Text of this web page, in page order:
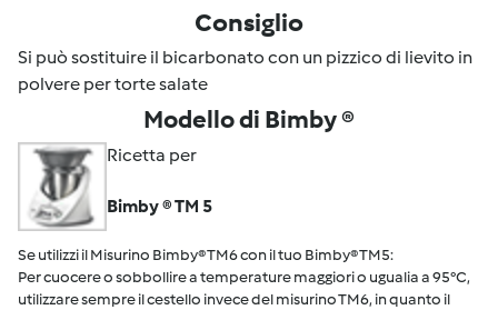
Consiglio
Si può sostituire il bicarbonato con un pizzico di lievito in
polvere per torte salate
Modello di Bimby ®
Ricetta per
Bimby ® TM 5
Se utilizzi il Misurino Bimby® TM6 con il tuo Bimby® TM5:
Per cuocere o sobbollire a temperature maggiori o ugualia a 95°C,
utilizzare sempre il cestello invece del misurino TM6, in quanto il